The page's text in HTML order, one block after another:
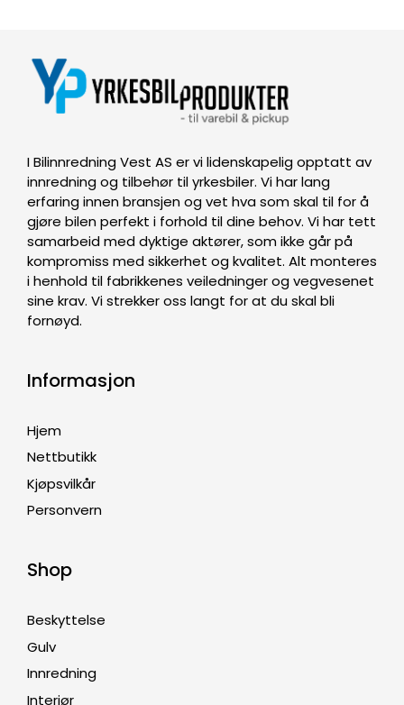
I Bilinnredning Vest AS er vi lidenskapelig opptatt av
innredning og tilbehør til yrkesbiler. Vi har lang
erfaring innen bransjen og vet hva som skal til for å
gjøre bilen perfekt i forhold til dine behov. Vi har tett
samarbeid med dyktige aktører, som ikke går på
kompromiss med sikkerhet og kvalitet. Alt monteres
i henhold til fabrikkenes veiledninger og vegvesenet
sine krav. Vi strekker oss langt for at du skal bli
fornøyd.
Informasjon
Hjem
Nettbutikk
Kjøpsvilkår
Personvern
Shop
Beskyttelse
Gulv
Innredning
Interiør